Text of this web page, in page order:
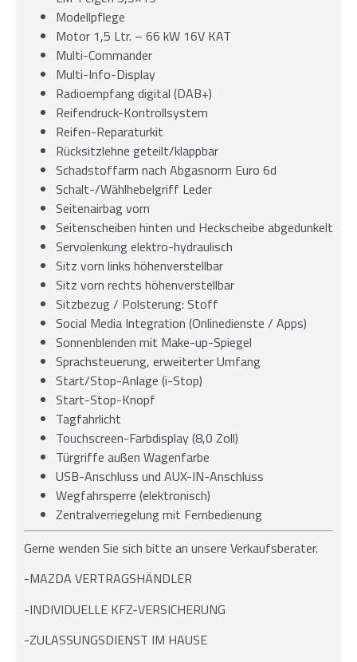
Modellpflege
Motor 1,5 Ltr. – 66 kW 16V KAT
Multi-Commander
Multi-Info-Display
Radioempfang digital (DAB+)
Reifendruck-Kontrollsystem
Reifen-Reparaturkit
Rücksitzlehne geteilt/klappbar
Schadstoffarm nach Abgasnorm Euro 6d
Schalt-/Wählhebelgriff Leder
Seitenairbag vorn
Seitenscheiben hinten und Heckscheibe abgedunkelt
Servolenkung elektro-hydraulisch
Sitz vorn links höhenverstellbar
Sitz vorn rechts höhenverstellbar
Sitzbezug / Polsterung: Stoff
Social Media Integration (Onlinedienste / Apps)
Sonnenblenden mit Make-up-Spiegel
Sprachsteuerung, erweiterter Umfang
Start/Stop-Anlage (i-Stop)
Start-Stop-Knopf
Tagfahrlicht
Touchscreen-Farbdisplay (8,0 Zoll)
Türgriffe außen Wagenfarbe
USB-Anschluss und AUX-IN-Anschluss
Wegfahrsperre (elektronisch)
Zentralverriegelung mit Fernbedienung
Gerne wenden Sie sich bitte an unsere Verkaufsberater.
-MAZDA VERTRAGSHÄNDLER
-INDIVIDUELLE KFZ-VERSICHERUNG
-ZULASSUNGSDIENST IM HAUSE